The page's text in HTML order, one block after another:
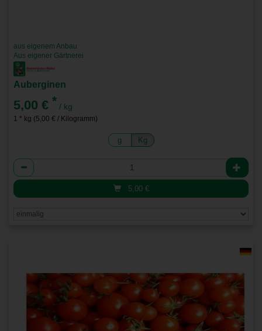
aus eigenem Anbau
Aus eigener Gärtnerei
Auberginen
5,00 € * / kg
1 * kg (5,00 € / Kilogramm)
g Kg
Anzahl
5,00 €